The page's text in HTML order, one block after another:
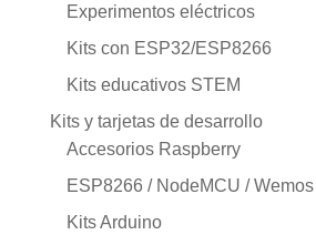
Experimentos eléctricos
Kits con ESP32/ESP8266
Kits educativos STEM
Kits y tarjetas de desarrollo
Accesorios Raspberry
ESP8266 / NodeMCU / Wemos
Kits Arduino